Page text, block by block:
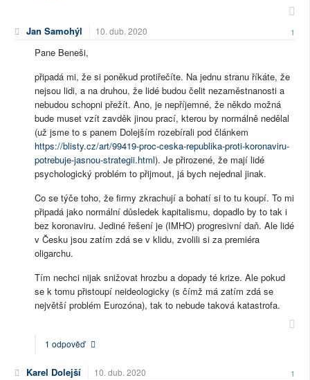
Jan Samohýl 10. dub. 2020 1
Pane Beneši,
připadá mi, že si poněkud protiřečíte. Na jednu stranu říkáte, že
nejsou lidi, a na druhou, že lidé budou čelit nezaměstnanosti a
nebudou schopni přežít. Ano, je nepříjemné, že někdo možná
bude muset vzít zavděk jinou prací, kterou by normálně nedělal
(už jsme to s panem Dolejším rozebírali pod článkem
https://blisty.cz/art/99419-proc-ceska-republika-proti-koronaviru-
potrebuje-jasnou-strategii.html). Je přirozené, že mají lidé
psychologický problém to přijmout, já bych nejednal jinak.
Co se týče toho, že firmy zkrachují a bohatí si to tu koupí. To mi
připadá jako normální důsledek kapitalismu, dopadlo by to tak i
bez koronaviru. Jediné řešení je (IMHO) progresivní daň. Ale lidé
v Česku jsou zatím zdá se v klidu, zvolili si za premiéra
oligarchu.
Tím nechci nijak snižovat hrozbu a dopady té krize. Ale pokud
se k tomu přistoupí neideologicky (s čímž má zatím zdá se
největší problém Eurozóna), tak to nebude taková katastrofa.
1 odpověď
Karel Dolejší 10. dub. 2020 1